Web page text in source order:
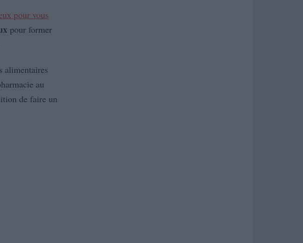
pour vous
pour former
alimentaires
au
de faire un